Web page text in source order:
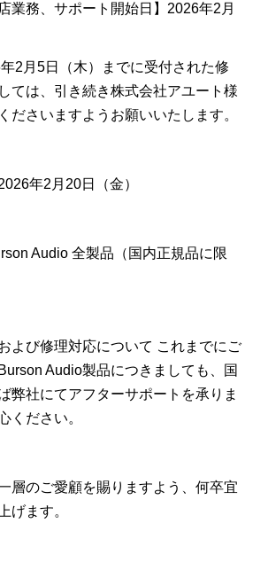
業務、サポート開始日】2026年2月
2月5日（木）までに受付された修
ては、引き続き株式会社アユート様
ださいますようお願いいたします。
年2月20日（金）
Audio 全製品（国内正規品に限
よび修理対応について これまでにご
Audio製品につきましても、国
弊社にてアフターサポートを承りま
ください。
層のご愛顧を賜りますよう、何卒宜
げます。